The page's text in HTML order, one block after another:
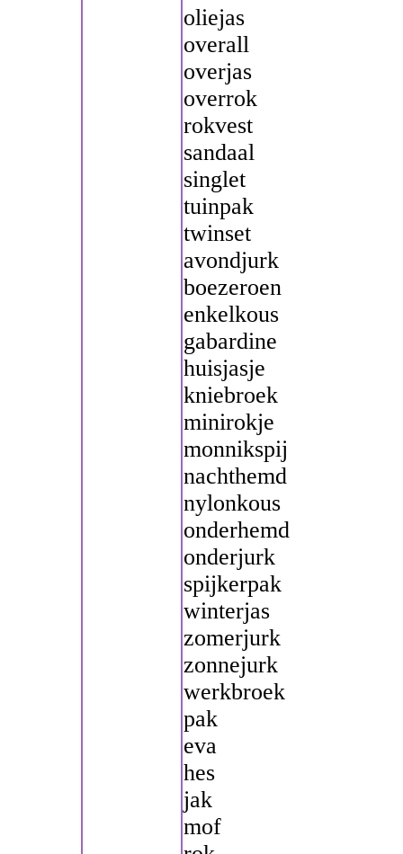
oliejas
overall
overjas
overrok
rokvest
sandaal
singlet
tuinpak
twinset
avondjurk
boezeroen
enkelkous
gabardine
huisjasje
kniebroek
minirokje
monnikspij
nachthemd
nylonkous
onderhemd
onderjurk
spijkerpak
winterjas
zomerjurk
zonnejurk
werkbroek
pak
eva
hes
jak
mof